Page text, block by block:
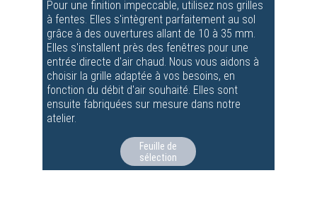
Pour une finition impeccable, utilisez nos grilles
à fentes. Elles s'intègrent parfaitement au sol
grâce à des ouvertures allant de 10 à 35 mm.
Elles s'installent près des fenêtres pour une
entrée directe d'air chaud. Nous vous aidons à
choisir la grille adaptée à vos besoins, en
fonction du débit d'air souhaité. Elles sont
ensuite fabriquées sur mesure dans notre
atelier.
Feuille de
sélection